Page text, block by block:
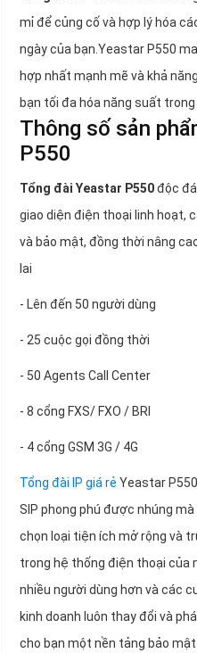
mỉ để củng cố và hợp lý hóa
ngày của bạn.Yeastar P550
hợp nhất mạnh mẽ và khả
bạn tối đa hóa năng suất trong
Thông số sản
P550
Tổng đài Yeastar P550độc
giao diện điện thoại linh hoạt,
và bảo mật, đồng thời nâng
lai
- Lên đến 50 người dùng
- 25 cuộc gọi đồng thời
- 50 Agents Call Center
- 8 cổng FXS/ FXO / BRI
- 4 cổng GSM 3G / 4G
Tổng đài IP giá rẻ Yeastar
SIP phong phú được nhúng
chọn loại tiện ích mở rộng và
trong hệ thống điện thoại của
nhiều người dùng hơn và các
kinh doanh luôn thay đổi và
cho bạn một nền tảng bảo